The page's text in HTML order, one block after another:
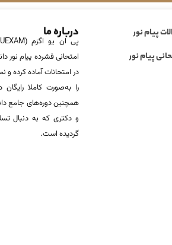
پیام نور
پیام نور
درباره ما
امتحانی فشرده پیام نور
در امتحانات آماده‌ کرده
را به‌صورت کاملا
همچنین دوره‌های جامع
و دکتری که به دنبال
گردیده است.